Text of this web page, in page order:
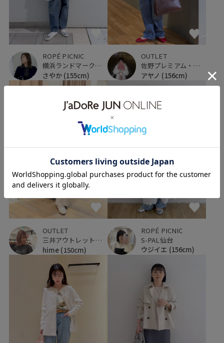
ROPÉ PICNIC
横浜ランドマークタワー
さやか (155cm)
OUTLET
佐野プレミアム・アウトレット
アヤノ (156cm)
OUTLET
三井アウトレットパーク 仙台港
hime (150cm)
ROPÉ PICNIC
S-PAL仙台
ウジイエ (156cm)